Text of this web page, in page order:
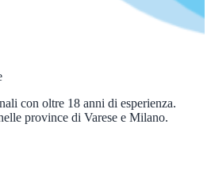
con oltre 18 anni di esperienza.
province di Varese e Milano.